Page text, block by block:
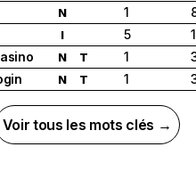
N 1
I 5
N T 1
N T 1
Voir tous les mots clés →